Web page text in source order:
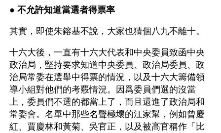
● 不允許知道當選者得票率
其實，即使朱鎔基不說，大家也猜個八九不離十。
十六大後，一直有十六大代表和中央委員致函中央
政治局，堅持要求知道中央委員、政治局委員、政
治局常委在選舉中得票的情況，以及十六大籌備領
導小組對他們的考覈情況。因爲委員們選的沒當
上，委員們不選的都當上了，而且還進了政治局和
常委會。名單中那些名聲極壞的江家幫，例如曾慶
紅、賈慶林和黃菊、吳官正，以及被高官稱作「比